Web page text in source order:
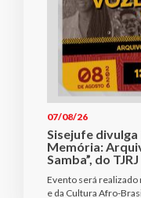
07/08/26
Sisejufe divulga
Memória:
Samba”, do TJRJ
Evento será realizado
e da Cultura Afro-